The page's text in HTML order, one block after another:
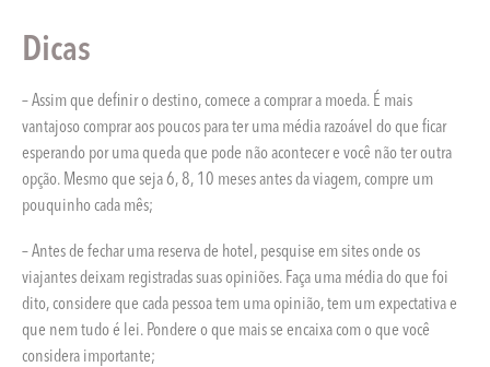
Dicas
– Assim que definir o destino, comece a comprar a moeda. É mais
vantajoso comprar aos poucos para ter uma média razoável do que ficar
esperando por uma queda que pode não acontecer e você não ter outra
opção. Mesmo que seja 6, 8, 10 meses antes da viagem, compre um
pouquinho cada mês;
– Antes de fechar uma reserva de hotel, pesquise em sites onde os
viajantes deixam registradas suas opiniões. Faça uma média do que foi
dito, considere que cada pessoa tem uma opinião, tem um expectativa e
que nem tudo é lei. Pondere o que mais se encaixa com o que você
considera importante;